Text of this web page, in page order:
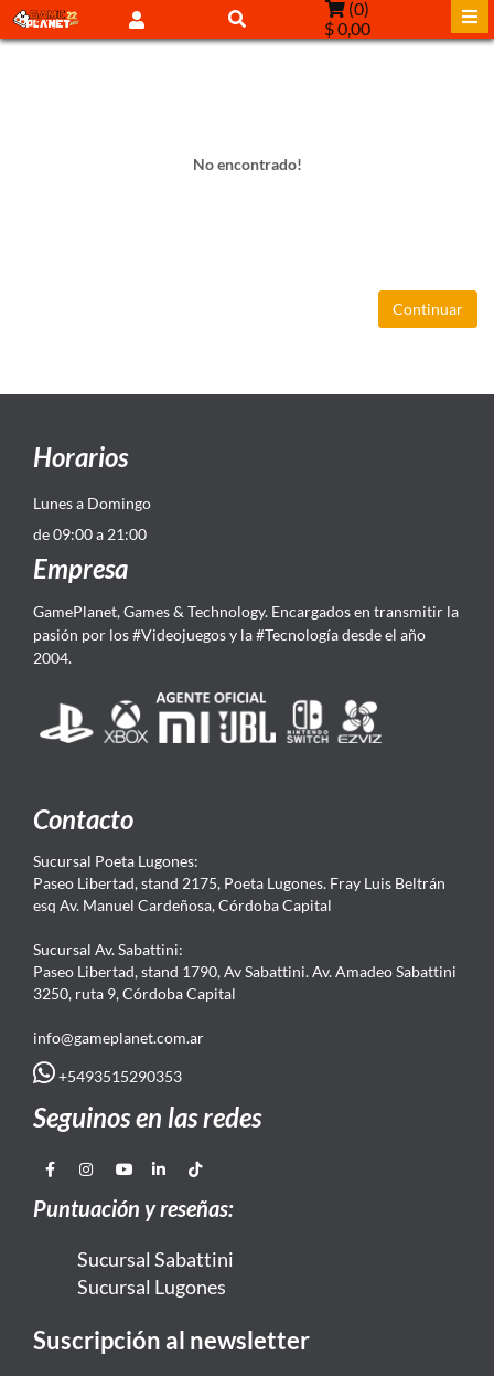
(0)
$ 0,00
No encontrado!
Continuar
Horarios
Lunes a Domingo
de 09:00 a 21:00
Empresa
GamePlanet, Games & Technology. Encargados en transmitir la
pasión por los #Videojuegos y la #Tecnología desde el año
2004.
Contacto
Sucursal Poeta Lugones:
Paseo Libertad, stand 2175, Poeta Lugones. Fray Luis Beltrán
esq Av. Manuel Cardeñosa, Córdoba Capital
Sucursal Av. Sabattini:
Paseo Libertad, stand 1790, Av Sabattini. Av. Amadeo Sabattini
3250, ruta 9, Córdoba Capital
info@gameplanet.com.ar
+5493515290353
Seguinos en las redes
Puntuación y reseñas:
Sucursal Sabattini
Sucursal Lugones
Suscripción al newsletter